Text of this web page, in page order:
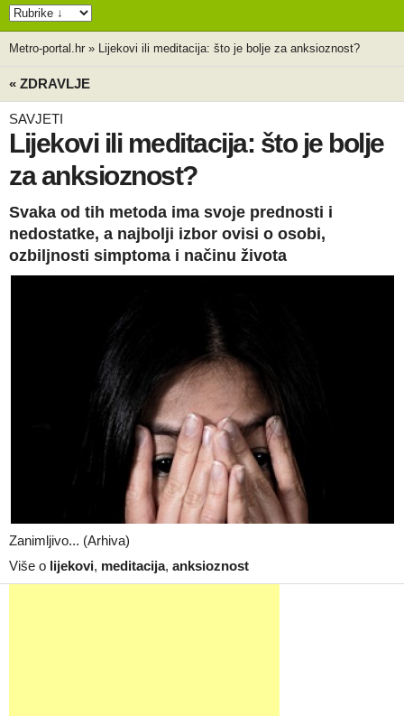
Metro-portal.hr » Lijekovi ili meditacija: što je bolje za anksioznost?
« ZDRAVLJE
SAVJETI
Lijekovi ili meditacija: što je bolje
za anksioznost?
Svaka od tih metoda ima svoje prednosti i
nedostatke, a najbolji izbor ovisi o osobi,
ozbiljnosti simptoma i načinu života
Zanimljivo... (Arhiva)
Više o lijekovi, meditacija, anksioznost